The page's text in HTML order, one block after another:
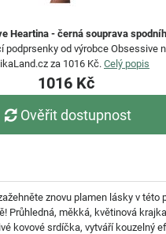
Heartina - černá souprava
podprsenky od výrobce Obsessive
za 1016 Kč. Celý popis
1016 Kč
Ověřit dostupnost
znovu plamen lásky v této
Průhledná, měkká, květinová
kovové srdíčka, vytváří kouzelný